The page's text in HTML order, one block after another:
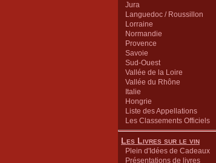
Jura
Languedoc / Roussillon
Lorraine
Normandie
Provence
Savoie
Sud-Ouest
Vallée de la Loire
Vallée du Rhône
Italie
Hongrie
Liste des Appellations
Les Classements Officiels
Les Livres sur le vin
Plein d'Idées de Cadeaux
Présentations de livres